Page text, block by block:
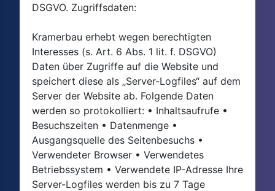
DSGVO. Zugriffsdaten:
Kramerbau erhebt wegen berechtigten
Interesses (s. Art. 6 Abs. 1 lit. f. DSGVO)
Daten über Zugriffe auf die Website und
speichert diese als „Server-Logfiles“ auf dem
Server der Website ab. Folgende Daten
werden so protokolliert: • Inhaltsaufrufe •
Besuchszeiten • Datenmenge •
Ausgangsquelle des Seitenbesuchs •
Verwendeter Browser • Verwendetes
Betriebssystem • Verwendete IP-Adresse Ihre
Server-Logfiles werden bis zu 7 Tage